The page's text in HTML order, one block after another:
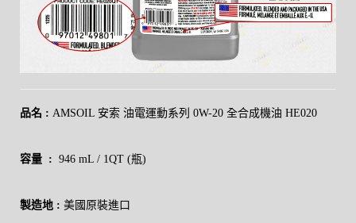
品名 : AMSOIL 安索 油電運動系列 0W-20 全合成機油 HE020
容量 : 946 mL / 1QT (瓶)
製造地 : 美國原裝進口